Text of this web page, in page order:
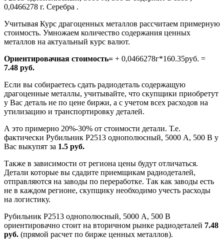
0,0466278 г. Серебра .
Учитывая Курс драгоценных металлов рассчитаем примерную
стоимость. Умножаем количество содержания ценных
металлов на актуальный курс валют.
Ориентировачная стоимость= + 0,0466278г*160.35руб. =
7.48 руб.
Если вы собираетесь сдать радиодеталь содержащую
драгоценные металлы, учитывайте, что скупщики приобретут
у Вас деталь не по цене биржи, а с учетом всех расходов на
утилизацию и транспортировку деталей.
А это примерно 20%-30% от стоимости детали. Т.е.
фактически Рубильник Р2513 однополюсный, 5000 А, 500 В у
Вас выкупят за 1.5 руб.
Также в зависимости от региона цены будут отличаться.
Детали которые вы сдадите приемщикам радиодеталей,
отправляются на заводы по переработке. Так как заводы есть
не в каждом регионе, скупщику необходимо учесть расходы
на логистику.
Рубильник Р2513 однополюсный, 5000 А, 500 В
ориентировачно стоит на вторичном рынке радиодеталей 7.48
руб. (прямой расчет по бирже ценных металлов).